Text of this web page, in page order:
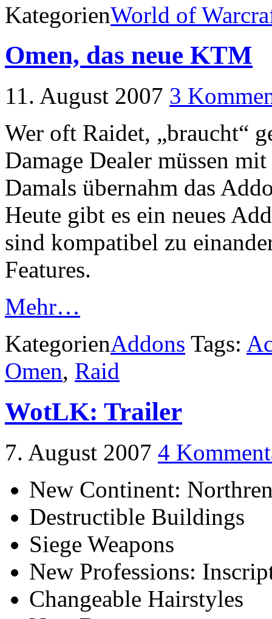
KategorienWorld of
Omen, das neue KTM
11. August 2007 3
Wer oft Raidet, „braucht“
Damage Dealer müssen
Damals übernahm das
Heute gibt es ein neues
sind kompatibel zu
Features.
Mehr…
KategorienAddons Tags:
Omen, Raid
WotLK: Trailer
7. August 2007 4
New Continent:
Destructible Buildings
Siege Weapons
New Professions:
Changeable Hairstyles